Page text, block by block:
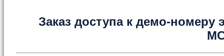
Заказ доступа к демо-номеру